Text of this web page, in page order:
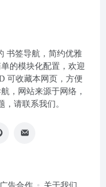
书签导航，简约优雅
的模块化配置，欢迎
可收藏本网页，方便
，网站来源于网络，
请联系我们。